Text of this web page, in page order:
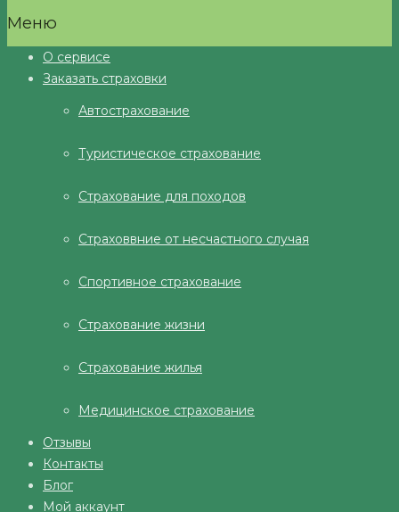
Меню
О сервисе
Заказать страховки
Автострахование
Туристическое страхование
Страхование для походов
Страховвние от несчастного случая
Спортивное страхование
Страхование жизни
Страхование жилья
Медицинское страхование
Отзывы
Контакты
Блог
Мой аккаунт